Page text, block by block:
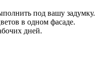
под вашу задумку.
в одном фасаде.
дней.